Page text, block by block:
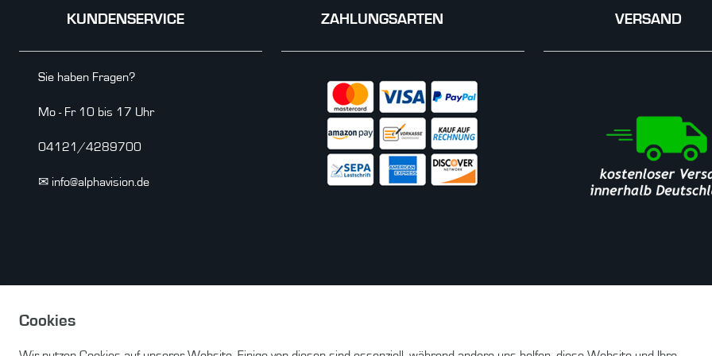
KUNDENSERVICE
Sie haben Fragen?
Mo - Fr 10 bis 17 Uhr
04121/4289700
✉ info@alphavision.de
ZAHLUNGSARTEN VERSAND
Cookies